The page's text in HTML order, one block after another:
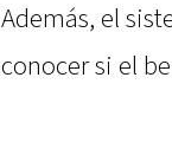
Además, el
conocer si el